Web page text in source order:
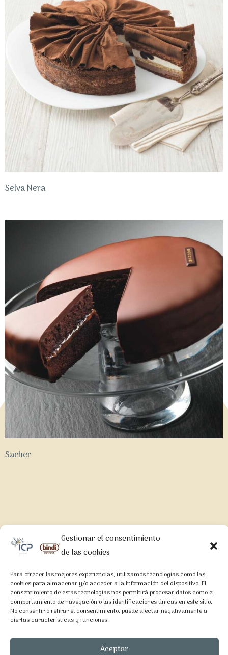
Gestionar el consentimiento
de las cookies
Para ofrecer las mejores experiencias, utilizamos tecnologías como las
cookies para almacenar y/o acceder a la información del dispositivo. El
consentimiento de estas tecnologías nos permitirá procesar datos como el
comportamiento de navegación o las identificaciones únicas en este sitio.
No consentir o retirar el consentimiento, puede afectar negativamente a
ciertas características y funciones.
Aceptar
Selva Nera
Sacher
LEGAL
Política de Privacidad
Política de Cookies
CONTACTO